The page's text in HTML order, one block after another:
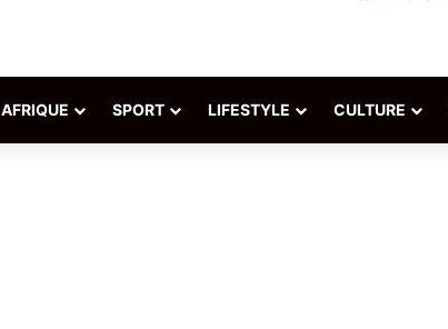
AFRIQUE SPORT LIFESTYLE CULTURE